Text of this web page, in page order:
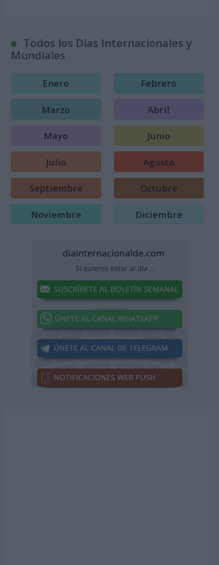
Todos los Días Internacionales y
Mundiales
Enero Febrero
Marzo Abril
Mayo Junio
Julio Agosto
Septiembre Octubre
Noviembre Diciembre